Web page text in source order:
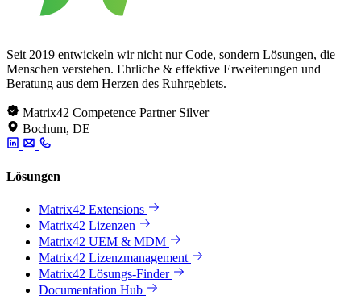
Seit 2019 entwickeln wir nicht nur Code, sondern Lösungen, die
Menschen verstehen. Ehrliche & effektive Erweiterungen und
Beratung aus dem Herzen des Ruhrgebiets.
Matrix42 Competence Partner Silver
Bochum, DE
Lösungen
Matrix42 Extensions
Matrix42 Lizenzen
Matrix42 UEM & MDM
Matrix42 Lizenzmanagement
Matrix42 Lösungs-Finder
Documentation Hub